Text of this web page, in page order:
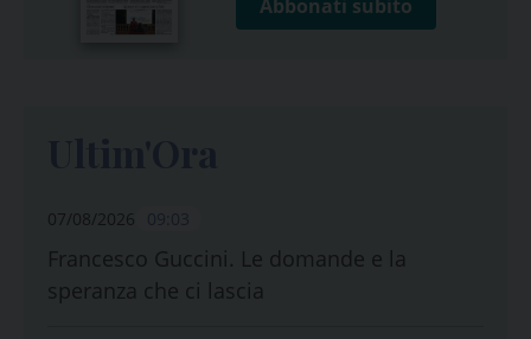
Abbonati subito
07/08/2026
Francesco Guccini. Le domande e la
speranza che ci lascia